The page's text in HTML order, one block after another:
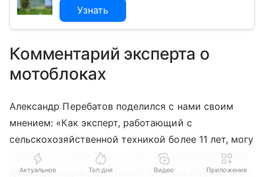
Узнать
Комментарий эксперта о
мотоблоках
Александр Перебатов поделился с нами своим
мнением: «Как эксперт, работающий с
сельскохозяйственной техникой более 11 лет, могу
сказать, что мотоблок — это настоящее спасение
для владельцев участков от 10 соток и больше. Он
Актуальное Топ дня Видео Приложение